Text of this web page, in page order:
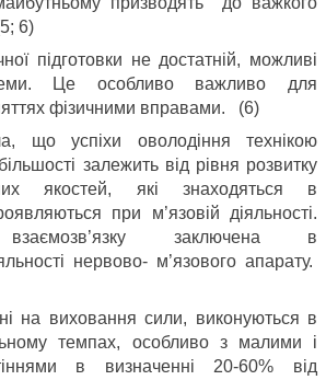
6)
підготовки не достатній, можливі
Це особливо важливо для
фізичними вправами. (6)
що успіхи оволодіння технікою
залежить від рівня розвитку
якостей, які знаходяться в
при м’язовій діяльності.
взаємозв’язку заключена в
нервово- м’язового апарату.
на виховання сили, виконуються в
темпах, особливо з малими і
в визначенні 20-60% від